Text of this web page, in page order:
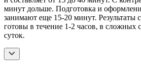
минут дольше. Подготовка и
занимают еще 15-20 минут. Результаты
готовы в течение 1-2 часов, в сложных
суток.